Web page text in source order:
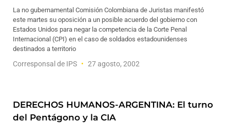
La no gubernamental Comisión Colombiana de Juristas manifestó
este martes su oposición a un posible acuerdo del gobierno con
Estados Unidos para negar la competencia de la Corte Penal
Internacional (CPI) en el caso de soldados estadounidenses
destinados a territorio
Corresponsal de IPS 27 agosto, 2002
DERECHOS HUMANOS-ARGENTINA: El turno
del Pentágono y la CIA